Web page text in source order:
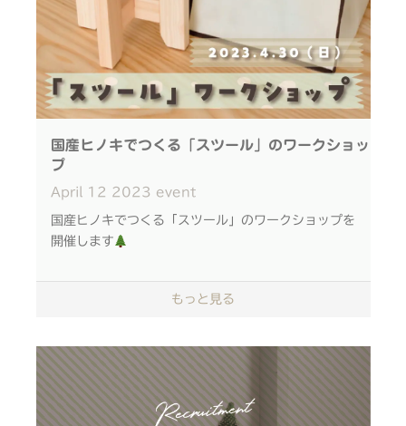
え、「Think GREEN」に取り組みましょう。
■日時：2023年5月20日（土） 21日（日）両日
5回開催
① 10：30～11：30
② 11：45～12：45
③ 13：30～14：30
④ 14：45～15：45
＊各回10分前に本館5階こども服フロア中央レジへ
お越しくださいませ。
■集合場所：本館5階中央レジ（レジ付近でIKONIH
■会場：本館1階さくらパンダ広場（雨天時：本館5
階ボーネルンド横イベントスペース）
●参加費：税込2,000円/個
国産ヒノキでつくる「スツール」のワークショッ
プ
April 12 2023 event
国産ヒノキでつくる「スツール」のワークショップを
開催します
刃物を使わず、接着剤とゴムハンマーで制作するた
め、子どもから大人まで年齢を問わずご参加いただけ
やすりで木を削り上げる過程では、ヒノキのいい香り
に包まれながら、 木材の形や触り心地が変化してい
く様子が楽しめます。
もっと見る